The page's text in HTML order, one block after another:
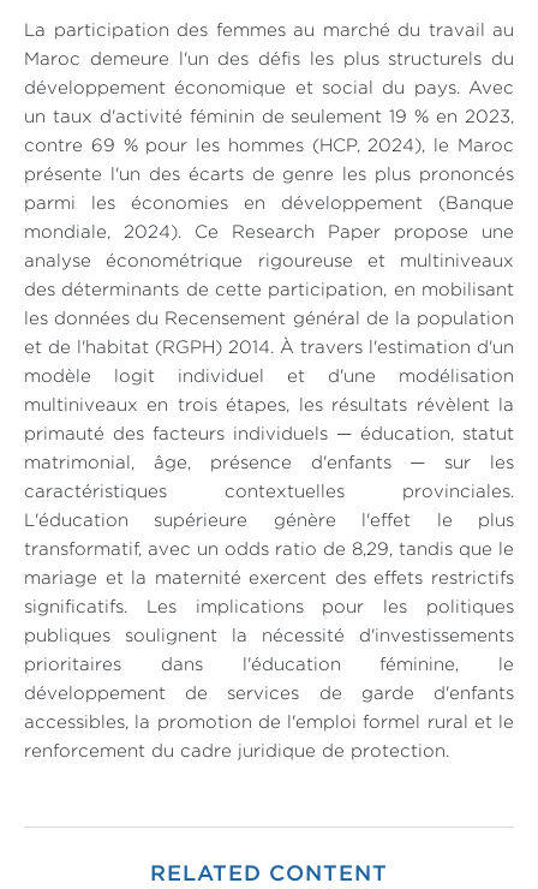
La participation des femmes au marché du travail au
Maroc demeure l'un des défis les plus structurels du
développement économique et social du pays. Avec
un taux d'activité féminin de seulement 19 % en 2023,
contre 69 % pour les hommes (HCP, 2024), le Maroc
présente l'un des écarts de genre les plus prononcés
parmi les économies en développement (Banque
mondiale, 2024). Ce Research Paper propose une
analyse économétrique rigoureuse et multiniveaux
des déterminants de cette participation, en mobilisant
les données du Recensement général de la population
et de l'habitat (RGPH) 2014. À travers l'estimation d'un
modèle logit individuel et d'une modélisation
multiniveaux en trois étapes, les résultats révèlent la
primauté des facteurs individuels — éducation, statut
matrimonial, âge, présence d'enfants — sur les
caractéristiques contextuelles provinciales.
L'éducation supérieure génère l'effet le plus
transformatif, avec un odds ratio de 8,29, tandis que le
mariage et la maternité exercent des effets restrictifs
significatifs. Les implications pour les politiques
publiques soulignent la nécessité d'investissements
prioritaires dans l'éducation féminine, le
développement de services de garde d'enfants
accessibles, la promotion de l'emploi formel rural et le
renforcement du cadre juridique de protection.
RELATED CONTENT